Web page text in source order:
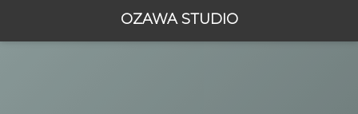
OZAWA STUDIO